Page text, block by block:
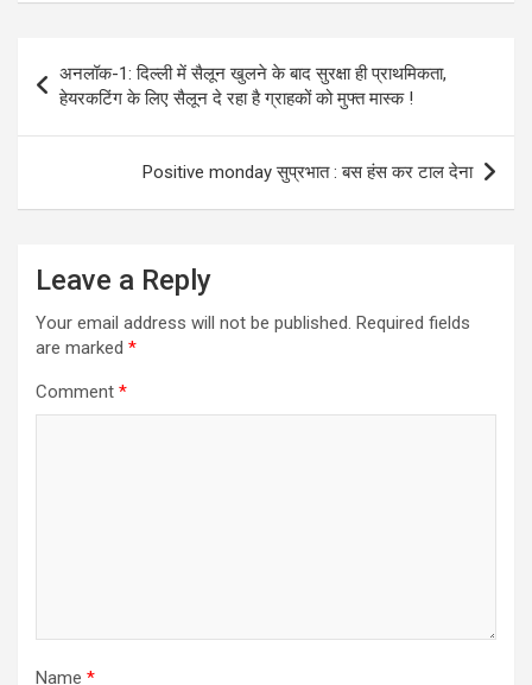
navigation
अनलॉक-1: दिल्ली में सैलून खुलने के बाद सुरक्षा ही प्राथमिकता,
हेयरकटिंग के लिए सैलून दे रहा है ग्राहकों को मुफ्त मास्क !
Positive monday सुप्रभात : बस हंस कर टाल देना
Leave a Reply
Your email address will not be published. Required fields
are marked *
Comment *
Name *